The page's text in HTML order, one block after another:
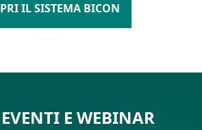
IL SISTEMA BICON
E WEBINAR